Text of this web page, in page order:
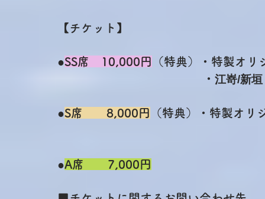
【チケット】
●SS席 10,000円 （特典）・特製オ
・ 江嵜/新垣
●S席 8,000円 （特典）・特製オリ
●A席 7,000円